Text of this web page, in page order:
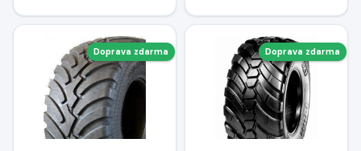
Doprava zdarma Doprava zdarma